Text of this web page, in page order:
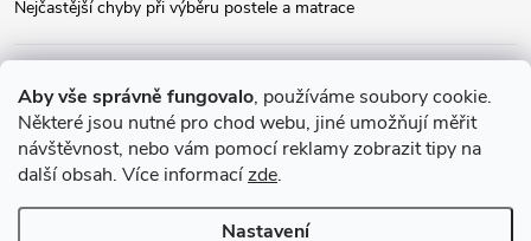
Aby vše správně fungovalo, používáme soubory cookie.
Některé jsou nutné pro chod webu, jiné umožňují měřit
návštěvnost, nebo vám pomocí reklamy zobrazit tipy na
další obsah. Více informacízde.
Nastavení
Nejčastější chyby při výběru postele a matrace
Instagram